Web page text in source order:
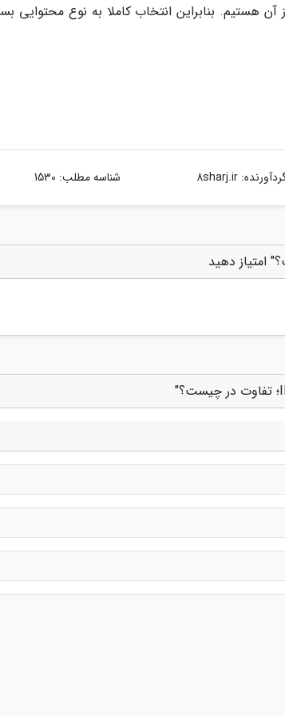
هستیم. بنابراین انتخاب کاملا به نوع محتوایی
8sharj.ir شناسه مطلب: 1530